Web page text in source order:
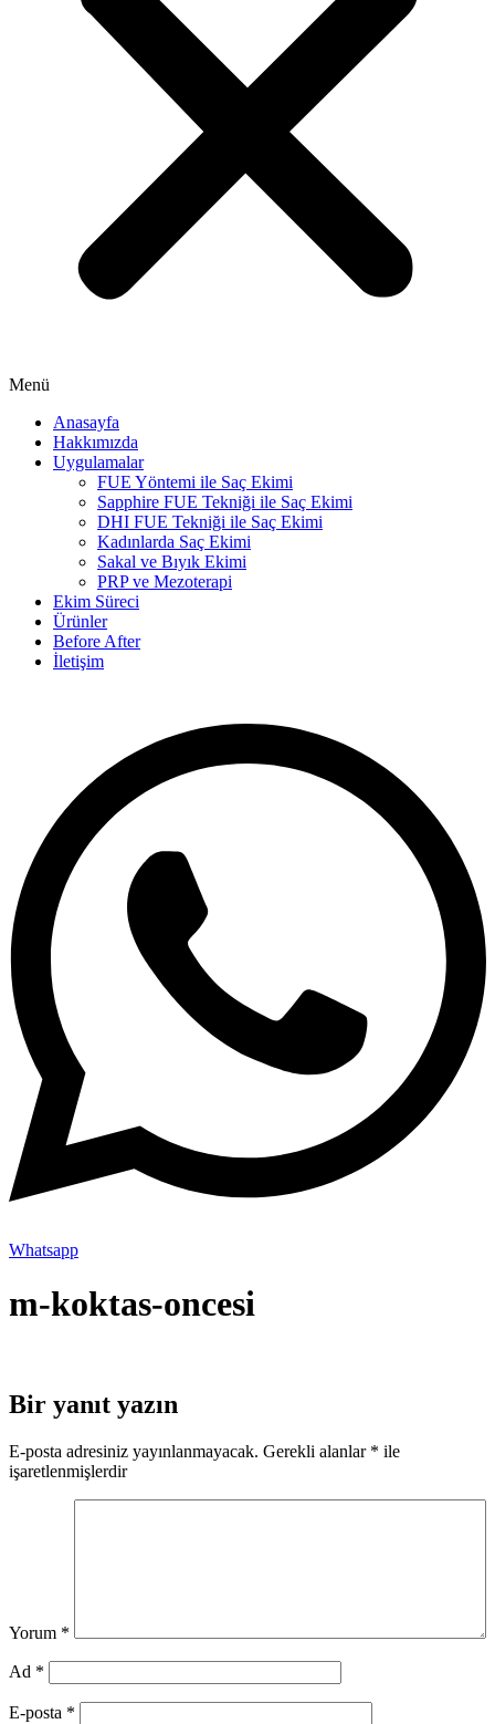
Menü
Anasayfa
Hakkımızda
Uygulamalar
FUE Yöntemi ile Saç Ekimi
Sapphire FUE Tekniği ile Saç Ekimi
DHI FUE Tekniği ile Saç Ekimi
Kadınlarda Saç Ekimi
Sakal ve Bıyık Ekimi
PRP ve Mezoterapi
Ekim Süreci
Ürünler
Before After
İletişim
Whatsapp
m-koktas-oncesi
Bir yanıt yazın
E-posta adresiniz yayınlanmayacak. Gerekli alanlar * ile
işaretlenmişlerdir
Yorum *
Ad *
E-posta *